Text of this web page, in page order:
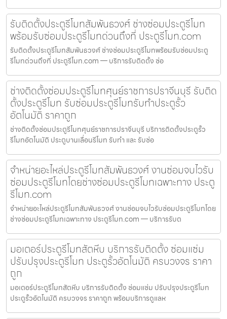
รับติดตั้งประตูรีโมทสัมพันธวงศ์ ช่างซ่อมประตูรีโมท
พร้อมรับซ่อมประตูรีโมทด่วนถึงที่ ประตูรีโมท.com
รับติดตั้งประตูรีโมทสัมพันธวงศ์ ช่างซ่อมประตูรีโมทพร้อมรับซ่อมประตู
รีโมทด่วนถึงที่ ประตูรีโมท.com — บริการรับติดตั้ง ซ่อ
ช่างติดตั้งซ่อมประตูรีโมทศุนย์ราชการปราจีนบุรี รับติด
ตั้งประตูรีโมท รับซ่อมประตูรีโมทรับทำประตูรั้ว
อัตโนมัติ ราคาถูก
ช่างติดตั้งซ่อมประตูรีโมทศุนย์ราชการปราจีนบุรี บริการติดตั้งประตูรั้ว
รีโมทอัตโนมัติ ประตูบานเลื่อนรีโมท รับทำ และ รับซ่อ
จำหน่ายอะไหล่ประตูรีโมทสัมพันธวงศ์ งานซ่อมจบไวรับ
ซ่อมประตูรีโมทโดยช่างซ่อมประตูรีโมทเฉพาะทาง ประตู
รีโมท.com
จำหน่ายอะไหล่ประตูรีโมทสัมพันธวงศ์ งานซ่อมจบไวรับซ่อมประตูรีโมทโดย
ช่างซ่อมประตูรีโมทเฉพาะทาง ประตูรีโมท.com — บริการรับต
มอเตอร์ประตูรีโมทสัตหีบ บริการรับติดตั้ง ซ่อมแซ่ม
ปรับปรุงประตูรีโมท ประตูรั้วอัตโนมัติ ครบวงจร ราคา
ถูก
มอเตอร์ประตูรีโมทสัตหีบ บริการรับติดตั้ง ซ่อมแซ่ม ปรับปรุงประตูรีโมท
ประตูรั้วอัตโนมัติ ครบวงจร ราคาถูก พร้อมบริการดูแลห